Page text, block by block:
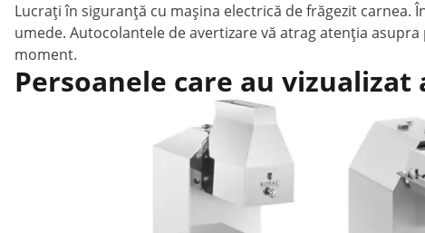
Lucrați în siguranță cu mașina electrică de frăgezit
umede. Autocolantele de avertizare vă atrag atenția
moment.
Persoanele care au